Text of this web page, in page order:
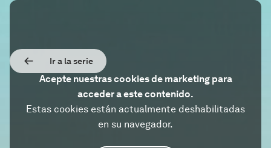
Ir a la serie
Acepte nuestras cookies de marketing para
acceder a este contenido.
Estas cookies están actualmente deshabilitadas
en su navegador.